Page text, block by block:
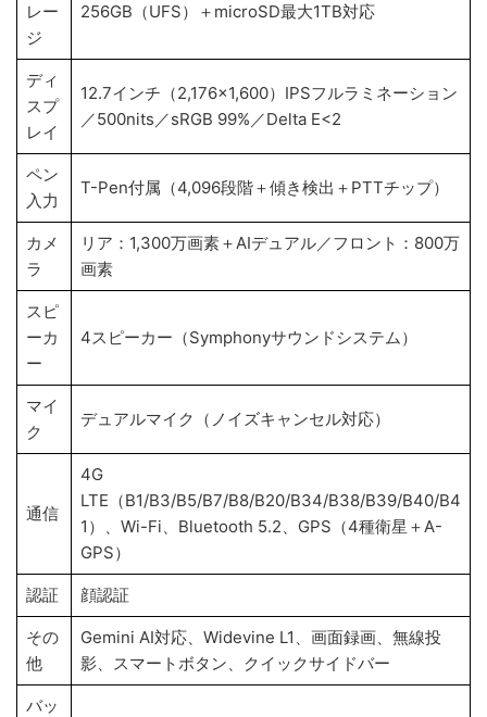
レー
ジ
256GB（UFS）＋microSD最大1TB対応
ディ
スプ
レイ
12.7インチ（2,176×1,600）IPSフルラミネーション
／500nits／sRGB 99%／Delta E<2
ペン
入力
T-Pen付属（4,096段階＋傾き検出＋PTTチップ）
カメ
ラ
リア：1,300万画素＋AIデュアル／フロント：800万
画素
スピ
ーカ
ー
4スピーカー（Symphonyサウンドシステム）
マイ
ク
デュアルマイク（ノイズキャンセル対応）
通信
4G
LTE（B1/B3/B5/B7/B8/B20/B34/B38/B39/B40/B4
1）、Wi-Fi、Bluetooth 5.2、GPS（4種衛星＋A-
GPS）
認証 顔認証
その
他
Gemini AI対応、Widevine L1、画面録画、無線投
影、スマートボタン、クイックサイドバー
バッ